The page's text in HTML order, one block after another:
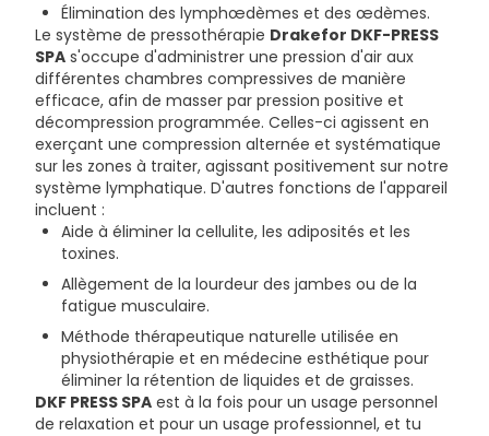
Élimination des lymphœdèmes et des œdèmes.
Le système de pressothérapie Drakefor DKF-PRESS
SPA s'occupe d'administrer une pression d'air aux
différentes chambres compressives de manière
efficace, afin de masser par pression positive et
décompression programmée. Celles-ci agissent en
exerçant une compression alternée et systématique
sur les zones à traiter, agissant positivement sur notre
système lymphatique. D'autres fonctions de l'appareil
incluent :
Aide à éliminer la cellulite, les adiposités et les
toxines.
Allègement de la lourdeur des jambes ou de la
fatigue musculaire.
Méthode thérapeutique naturelle utilisée en
physiothérapie et en médecine esthétique pour
éliminer la rétention de liquides et de graisses.
DKF PRESS SPA est à la fois pour un usage personnel
de relaxation et pour un usage professionnel, et tu